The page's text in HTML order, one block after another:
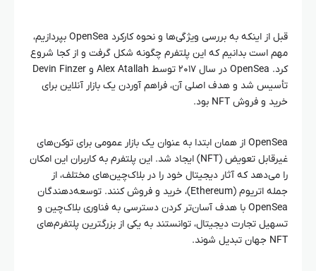
قبل از اینکه به بررسی ویژگی‌ها و نحوه کارکرد OpenSea بپردازیم،
مهم است بدانیم که این پلتفرم چگونه شکل گرفت و از کجا شروع
کرد. OpenSea در سال ۲۰۱۷ توسط Alex Atallah و Devin Finzer
تأسیس شد و هدف اصلی آن، فراهم آوردن یک بازار آنلاین برای
خرید و فروش NFT بود.
OpenSea از همان ابتدا به عنوان یک بازار عمومی برای توکن‌های
غیرقابل تعویض (NFT) ایجاد شد. این پلتفرم به کاربران این امکان
را می‌دهد که آثار دیجیتال خود را در بلاک‌چین‌های مختلف، از
جمله اتریوم (Ethereum)، خرید و فروش کنند. توسعه‌دهندگان
OpenSea با هدف آسان‌تر کردن دسترسی به فناوری بلاک‌چین و
تسهیل تجارت دیجیتال، توانستند به یکی از بزرگترین پلتفرم‌های
NFT جهان تبدیل شوند.